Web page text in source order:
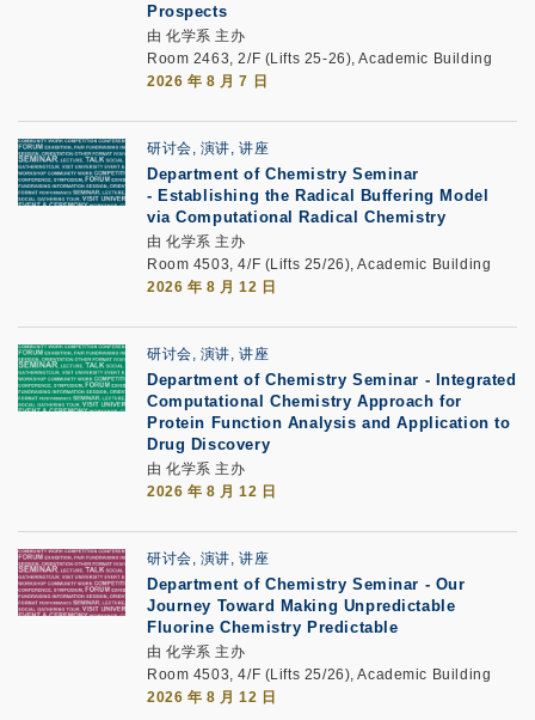
Prospects
由 化学系 主办
Room 2463, 2/F (Lifts 25-26), Academic Building
2026 年 8 月 7 日
研讨会, 演讲, 讲座
Department of Chemistry Seminar
- Establishing the Radical Buffering Model
via Computational Radical Chemistry
由 化学系 主办
Room 4503, 4/F (Lifts 25/26), Academic Building
2026 年 8 月 12 日
研讨会, 演讲, 讲座
Department of Chemistry Seminar - Integrated
Computational Chemistry Approach for
Protein Function Analysis and Application to
Drug Discovery
由 化学系 主办
2026 年 8 月 12 日
研讨会, 演讲, 讲座
Department of Chemistry Seminar - Our
Journey Toward Making Unpredictable
Fluorine Chemistry Predictable
由 化学系 主办
Room 4503, 4/F (Lifts 25/26), Academic Building
2026 年 8 月 12 日